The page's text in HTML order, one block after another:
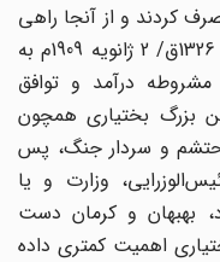
کردند و از آنجا راهی
تهران شدند. تهران در تاریخ 9 ذیحجه 1326ق/ 2 ژانویه 1909م به
درآمد و توافق
بزرگ بختیاری همچون
و سردار جنگ، پس
الوزرایی، وزارت و یا
و کرمان دست
اهمیت کمتری داده